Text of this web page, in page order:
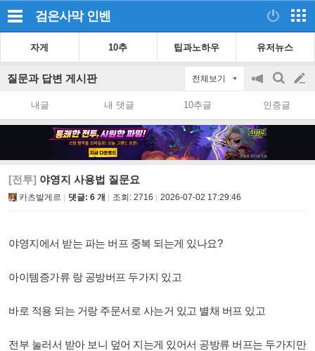
검은사막 인벤
자게 10추 팁과노하우 유저뉴스
질문과 답변 게시판 전체보기
공
on/off
검
색
글
쓰
내글 내 댓글 10추글 인증글
[전투] 야영지 사용법 질문요
카츠발게르 댓글: 6 개 조회: 2716 2026-07-02 17:29:46
야영지에서 받는 파는 버프 중복 되는게 있나요?
아이템증가류 랑 공방버프 두가지 있고
바로 적용 되는 거랑 주문서로 사는거 있고 별채 버프 있고
전부 눌러서 받아 보니 덮어 지는게 있어서 공방류 버프는 두가지만